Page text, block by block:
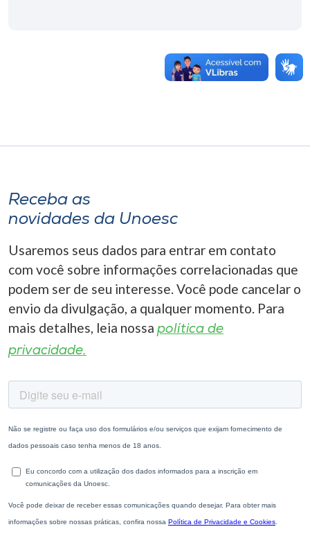
Receba as
novidades da Unoesc
Usaremos seus dados para entrar em contato
com você sobre informações correlacionadas que
podem ser de seu interesse. Você pode cancelar o
envio da divulgação, a qualquer momento. Para
mais detalhes, leia nossa política de
privacidade.